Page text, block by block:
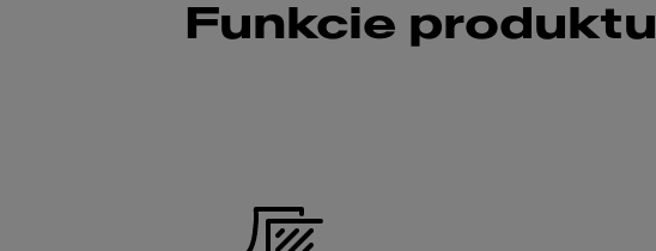
Funkcie produktu